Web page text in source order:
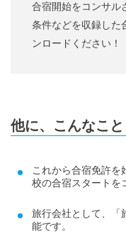
合宿開始をコンサル
条件などを収録した
ンロードください！
他に、こんなこ
これから合宿免許を
校の合宿スタートを
旅行会社として、「
能です。